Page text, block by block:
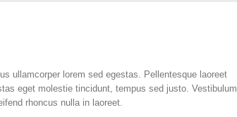
ullamcorper lorem sed egestas. Pellentesque laoreet
eget molestie tincidunt, tempus sed justo. Vestibulum
rhoncus nulla in laoreet.